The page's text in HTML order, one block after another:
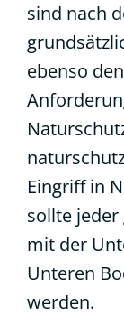
sind nach
ebenso
Eingriff in
sollte
mit der
Unteren
werden.